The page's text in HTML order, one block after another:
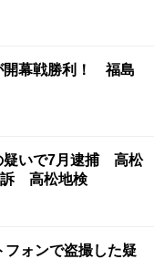
開幕戦勝利！ 福島
疑いで7月逮捕 高松
訴 高松地検
フォンで盗撮した疑